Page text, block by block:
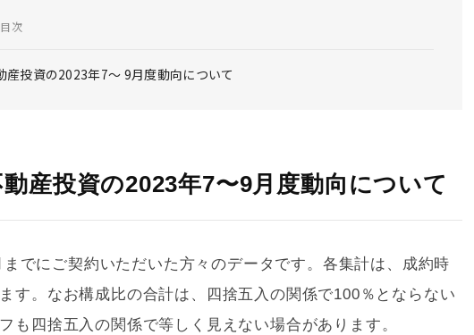
目次
産投資の2023年7〜 9月度動向について
産投資の2023年7〜9月度動向について
でにご契約いただいた方々のデータです。各集計は、成約時
す。なお構成比の合計は、四捨五入の関係で100％とならない
も四捨五入の関係で等しく見えない場合があります。